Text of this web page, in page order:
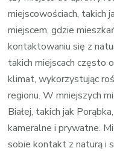
miejscowościach, takich
miejscem, gdzie
kontaktowaniu się z
takich miejscach często
klimat, wykorzystując
regionu. W mniejszych
Białej, takich jak
kameralne i prywatne.
sobie kontakt z naturą i